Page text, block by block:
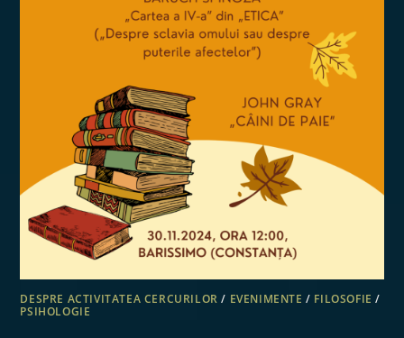
DESPRE ACTIVITATEA CERCURILOR / EVENIMENTE / FILOSOFIE /
PSIHOLOGIE